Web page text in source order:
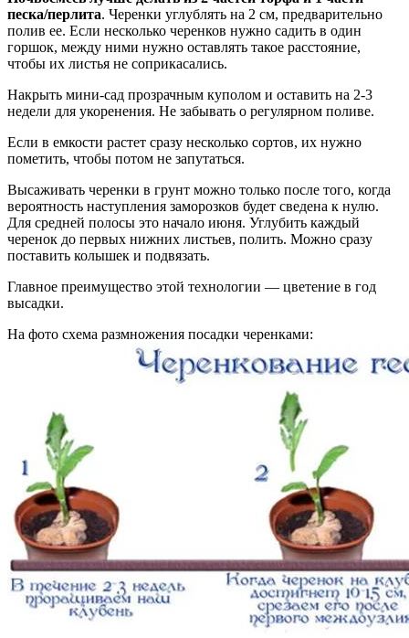
песка/перлита. Черенки углублять на 2 см, предварительно
полив ее. Если несколько черенков нужно садить в один
горшок, между ними нужно оставлять такое расстояние,
чтобы их листья не соприкасались.
Накрыть мини-сад прозрачным куполом и оставить на 2-3
недели для укоренения. Не забывать о регулярном поливе.
Если в емкости растет сразу несколько сортов, их нужно
пометить, чтобы потом не запутаться.
Высаживать черенки в грунт можно только после того, когда
вероятность наступления заморозков будет сведена к нулю.
Для средней полосы это начало июня. Углубить каждый
черенок до первых нижних листьев, полить. Можно сразу
поставить колышек и подвязать.
Главное преимущество этой технологии — цветение в год
высадки.
На фото схема размножения посадки черенками: